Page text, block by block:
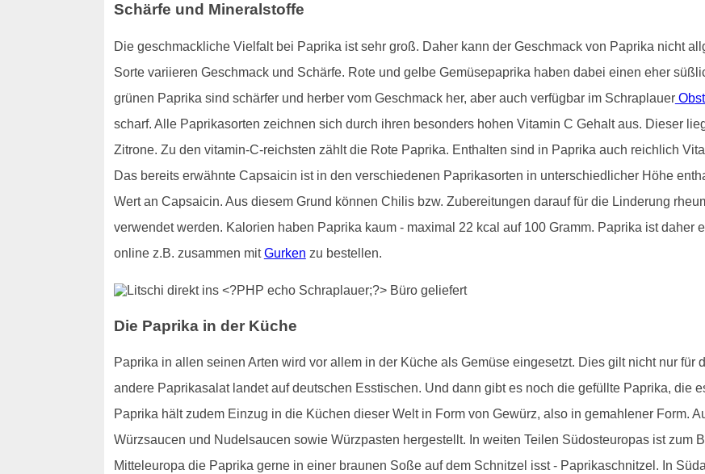
Schärfe und Mineralstoffe
Die geschmackliche Vielfalt bei Paprika ist sehr groß. Daher kann der Geschmack von Paprika nicht
Sorte variieren Geschmack und Schärfe. Rote und gelbe Gemüsepaprika haben dabei einen eher
grünen Paprika sind schärfer und herber vom Geschmack her, aber auch verfügbar im Schraplauer
scharf. Alle Paprikasorten zeichnen sich durch ihren besonders hohen Vitamin C Gehalt aus. Dieser
Zitrone. Zu den vitamin-C-reichsten zählt die Rote Paprika. Enthalten sind in Paprika auch reichlich
Das bereits erwähnte Capsaicin ist in den verschiedenen Paprikasorten in unterschiedlicher Höhe
Wert an Capsaicin. Aus diesem Grund können Chilis bzw. Zubereitungen darauf für die Linderung
verwendet werden. Kalorien haben Paprika kaum - maximal 22 kcal auf 100 Gramm. Paprika ist daher
online z.B. zusammen mitGurken zu bestellen.
Die Paprika in der Küche
Paprika in allen seinen Arten wird vor allem in der Küche als Gemüse eingesetzt. Dies gilt nicht nur für
andere Paprikasalat landet auf deutschen Esstischen. Und dann gibt es noch die gefüllte Paprika, die
Paprika hält zudem Einzug in die Küchen dieser Welt in Form von Gewürz, also in gemahlener Form.
Würzsaucen und Nudelsaucen sowie Würzpasten hergestellt. In weiten Teilen Südosteuropas ist zum
Mitteleuropa die Paprika gerne in einer braunen Soße auf dem Schnitzel isst - Paprikaschnitzel. In